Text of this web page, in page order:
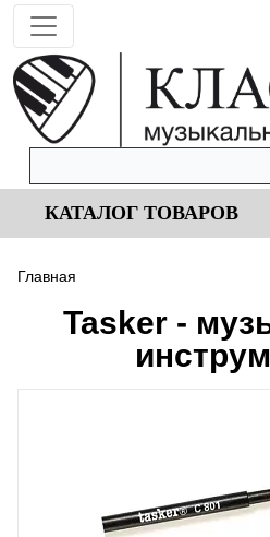
КАТАЛОГ ТОВАРОВ
Главная
Tasker -